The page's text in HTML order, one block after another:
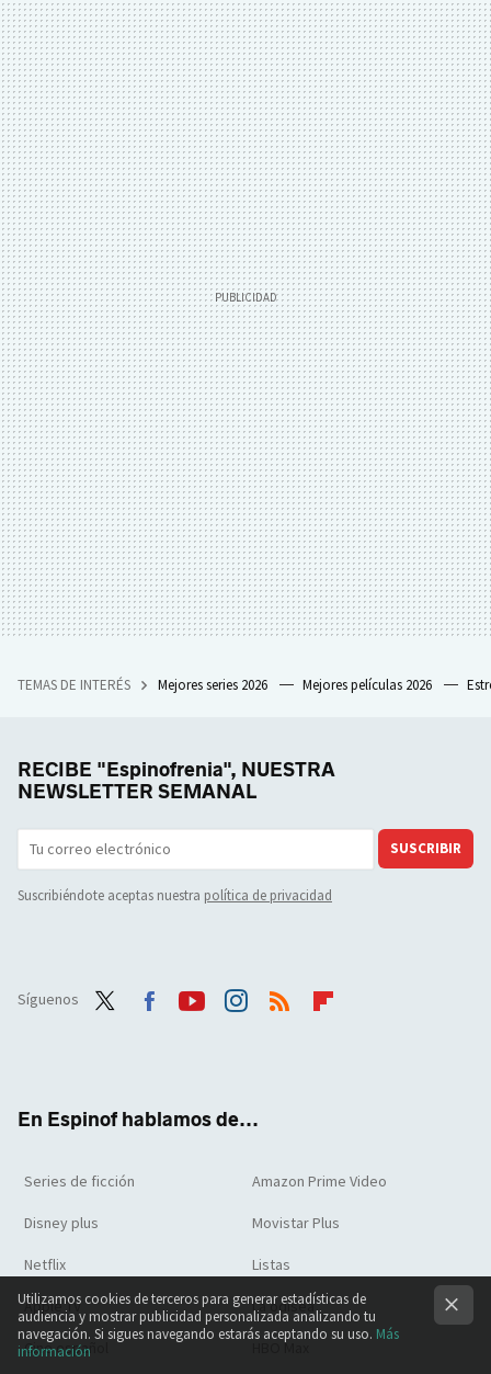
TEMAS DE INTERÉS Mejores series 2026 Mejores películas 2026
RECIBE "Espinofrenia", NUESTRA
NEWSLETTER SEMANAL
SUSCRIBIR
Suscribiéndote aceptas nuestra política de privacidad
Síguenos
En Espinof hablamos de...
Series de ficción Amazon Prime Video
Disney plus Movistar Plus
Netflix Listas
Apple TV La odisea
Cine español HBO Max
Utilizamos cookies de terceros para generar estadísticas de
audiencia y mostrar publicidad personalizada analizando tu
navegación. Si sigues navegando estarás aceptando su uso. Más
información